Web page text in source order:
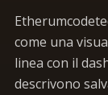
come una
linea con il
descrivono